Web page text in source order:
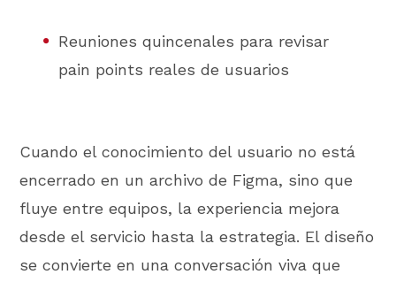
Reuniones quincenales para revisar
pain points reales de usuarios
Cuando el conocimiento del usuario no está
encerrado en un archivo de Figma, sino que
fluye entre equipos, la experiencia mejora
desde el servicio hasta la estrategia. El diseño
se convierte en una conversación viva que